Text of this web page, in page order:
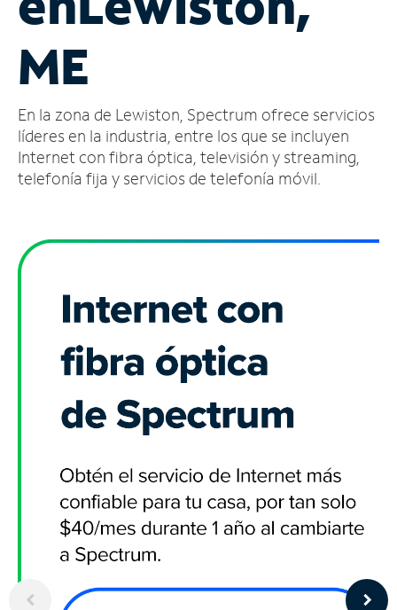
cuenta
Encuentra
tienda
ME
En la zona de Lewiston, Spectrum ofrece servicios
líderes en la industria, entre los que se incluyen
Internet con fibra óptica, televisión y streaming,
telefonía fija y servicios de telefonía móvil.